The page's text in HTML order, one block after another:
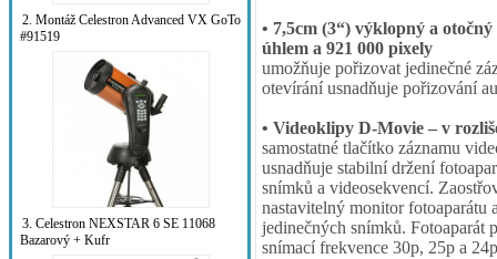
2. Montáž Celestron Advanced VX GoTo
#91519
3. Celestron NEXSTAR 6 SE 11068
Bazarový + Kufr
• 7,5cm (3“) výklopný a
úhlem a 921 000 pixely
umožňuje pořizovat jedinečné
otevírání usnadňuje pořizování
• Videoklipy D-Movie – v
samostatné tlačítko záznamu
usnadňuje stabilní držení
snímků a videosekvencí.
nastavitelný monitor fotoaparátu
jedinečných snímků. Fotoaparát
snímací frekvence 30p, 25p a